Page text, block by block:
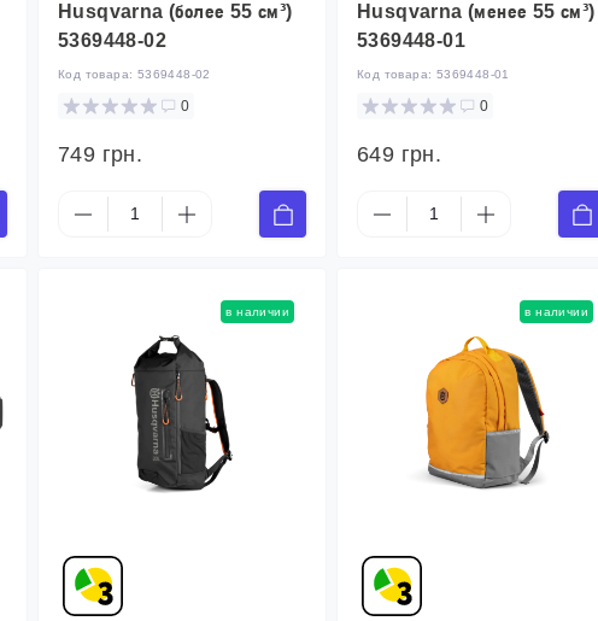
Husqvarna (более 55 см³)
5369448-02
Код товара: 5369448-02
0
749 грн.
Husqvarna (менее 55 см³)
5369448-01
Код товара: 5369448-01
0
649 грн.
в наличии в наличии